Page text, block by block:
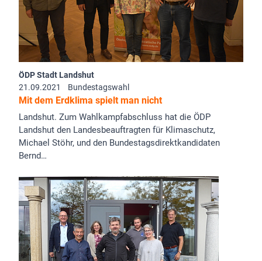
ÖDP Stadt Landshut
21.09.2021
Bundestagswahl
Mit dem Erdklima spielt man nicht
Landshut. Zum Wahlkampfabschluss hat die ÖDP
Landshut den Landesbeauftragten für Klimaschutz,
Michael Stöhr, und den Bundestagsdirektkandidaten
Bernd…